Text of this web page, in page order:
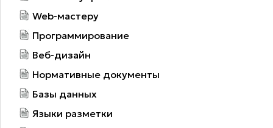
Web-мастеру
Программирование
Веб-дизайн
Нормативные документы
Базы данных
Языки разметки